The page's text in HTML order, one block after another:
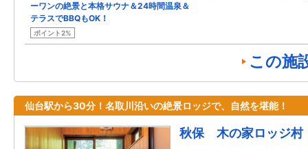
ーワンの絶景と本格サウナ＆24時間温泉＆
テラスでBBQもOK！
ポイント2%
この施
仙台駅から30分！名取川沿いの絶景ロッジで、自然を堪能！
秋保 木の家ロッジ村